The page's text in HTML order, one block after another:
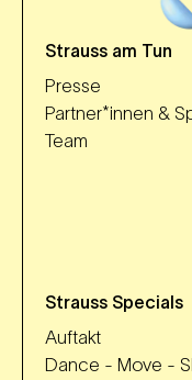
Strauss am Tun
Presse
Partner*innen &
Team
Strauss Specials
Auftakt
Dance - Move -